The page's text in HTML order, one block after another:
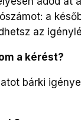
a
az
a kérést?
bárki